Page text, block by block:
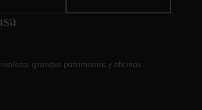
grandes patrimonios y oficinas